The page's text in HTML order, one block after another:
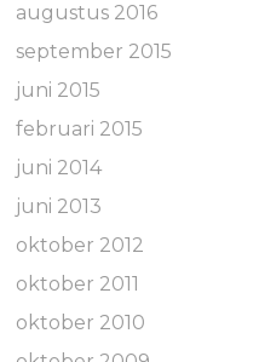
augustus 2016
september 2015
juni 2015
februari 2015
juni 2014
juni 2013
oktober 2012
oktober 2011
oktober 2010